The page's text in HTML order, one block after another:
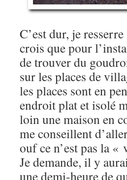
C’est dur, je
crois que pour
de trouver du
sur les places de
les places sont en
endroit plat et isolé
loin une maison en
me conseillent
ouf ce n’est pas la
Je demande, il y
une demi-heure de